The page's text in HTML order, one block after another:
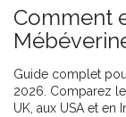
Comment
prix et
Guide complet
2026. Comparez
UK, aux USA et en